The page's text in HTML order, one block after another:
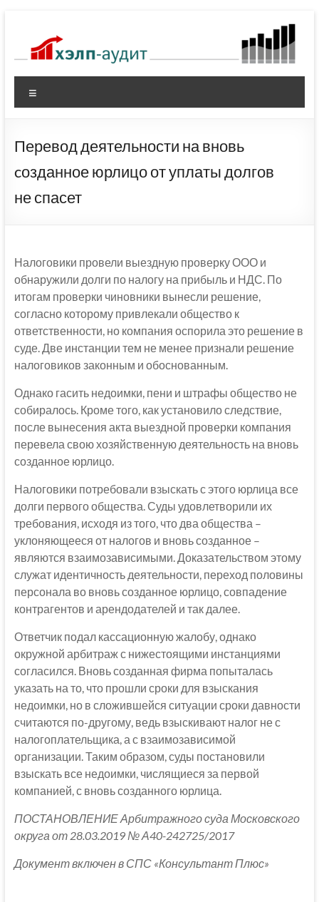
содержимому
Перевод деятельности на вновь
cозданное юрлицо от уплаты долгов
не спасет
Налоговики провели выездную проверку ООО и
обнаружили долги по налогу на прибыль и НДС. По
итогам проверки чиновники вынесли решение,
согласно которому привлекали общество к
ответственности, но компания оспорила это решение в
суде. Две инстанции тем не менее признали решение
налоговиков законным и обоснованным.
Однако гасить недоимки, пени и штрафы общество не
собиралось. Кроме того, как установило следствие,
после вынесения акта выездной проверки компания
перевела свою хозяйственную деятельность на вновь
созданное юрлицо.
Налоговики потребовали взыскать с этого юрлица все
долги первого общества. Суды удовлетворили их
требования, исходя из того, что два общества –
уклоняющееся от налогов и вновь созданное –
являются взаимозависимыми. Доказательством этому
служат идентичность деятельности, переход половины
персонала во вновь созданное юрлицо, совпадение
контрагентов и арендодателей и так далее.
Ответчик подал кассационную жалобу, однако
окружной арбитраж с нижестоящими инстанциями
согласился. Вновь созданная фирма попыталась
указать на то, что прошли сроки для взыскания
недоимки, но в сложившейся ситуации сроки давности
считаются по-другому, ведь взыскивают налог не с
налогоплательщика, а с взаимозависимой
организации. Таким образом, суды постановили
взыскать все недоимки, числящиеся за первой
компанией, с вновь созданного юрлица.
ПОСТАНОВЛЕНИЕ Арбитражного суда Московского
округа от 28.03.2019 № А40-242725/2017
Документ включен в СПС «Консультант Плюс»